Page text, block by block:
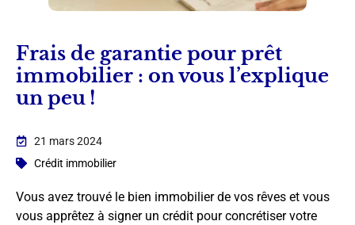
Frais de garantie pour prêt
immobilier : on vous l’explique
un peu !
21 mars 2024
Crédit immobilier
Vous avez trouvé le bien immobilier de vos rêves et vous
vous apprêtez à signer un crédit pour concrétiser votre